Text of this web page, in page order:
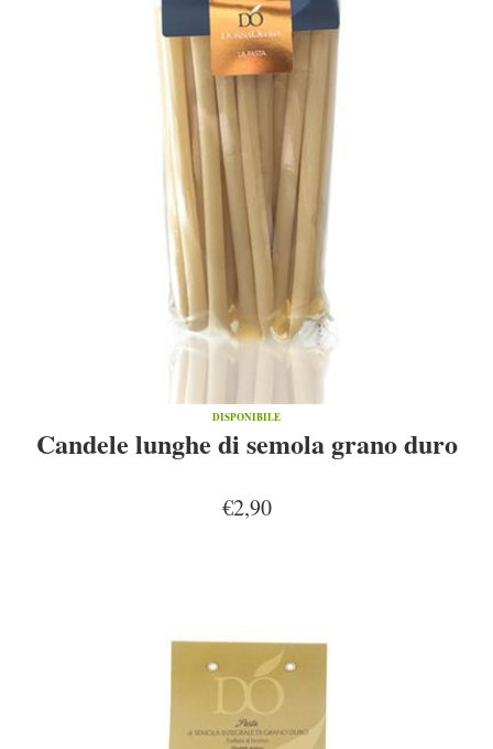
DISPONIBILE
Candele lunghe di semola grano duro
€2,90